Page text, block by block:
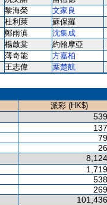
黎海榮 文家良
杜利萊 蘇保羅
鄭雨滇 沈集成
楊啟棠 約翰摩亞
薄奇能 方嘉柏
王志偉
葉楚航
派彩 (HK$)